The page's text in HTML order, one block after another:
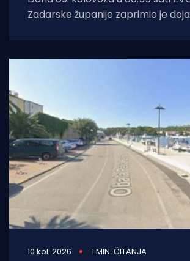
Zadarske županije zaprimio je
10 kol. 2026 1 MIN. ČITANJA